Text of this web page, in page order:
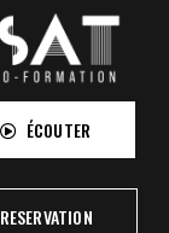
ÉCOUTER
RESERVATION